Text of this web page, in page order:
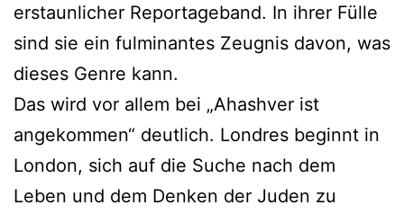
erstaunlicher Reportageband. In ihrer Fülle
sind sie ein fulminantes Zeugnis davon, was
dieses Genre kann.
Das wird vor allem bei „Ahashver ist
angekommen“ deutlich. Londres beginnt in
London, sich auf die Suche nach dem
Leben und dem Denken der Juden zu